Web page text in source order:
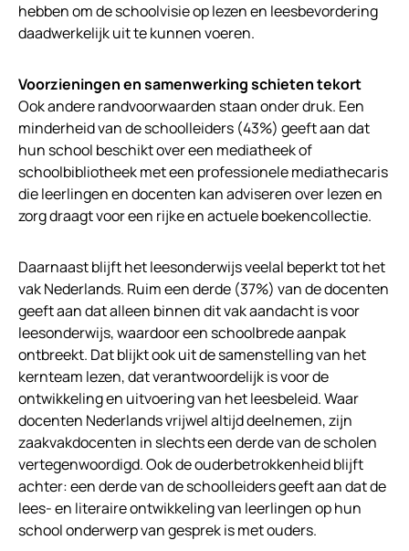
hebben om de schoolvisie op lezen en leesbevordering
daadwerkelijk uit te kunnen voeren.
Voorzieningen en samenwerking schieten tekort
Ook andere randvoorwaarden staan onder druk. Een
minderheid van de schoolleiders (43%) geeft aan dat
hun school beschikt over een mediatheek of
schoolbibliotheek met een professionele mediathecaris
die leerlingen en docenten kan adviseren over lezen en
zorg draagt voor een rijke en actuele boekencollectie.
Daarnaast blijft het leesonderwijs veelal beperkt tot het
vak Nederlands. Ruim een derde (37%) van de docenten
geeft aan dat alleen binnen dit vak aandacht is voor
leesonderwijs, waardoor een schoolbrede aanpak
ontbreekt. Dat blijkt ook uit de samenstelling van het
kernteam lezen, dat verantwoordelijk is voor de
ontwikkeling en uitvoering van het leesbeleid. Waar
docenten Nederlands vrijwel altijd deelnemen, zijn
zaakvakdocenten in slechts een derde van de scholen
vertegenwoordigd. Ook de ouderbetrokkenheid blijft
achter: een derde van de schoolleiders geeft aan dat de
lees- en literaire ontwikkeling van leerlingen op hun
school onderwerp van gesprek is met ouders.